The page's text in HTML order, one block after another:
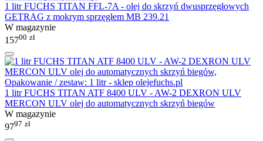
1 litr FUCHS TITAN FFL-7A - olej do skrzyń dwusprzęgłowych
GETRAG z mokrym sprzęgłem MB 239.21
W magazynie
15700 zł
1 litr FUCHS TITAN ATF 8400 ULV - AW-2 DEXRON ULV
MERCON ULV olej do automatycznych skrzyń biegów
W magazynie
9797 zł